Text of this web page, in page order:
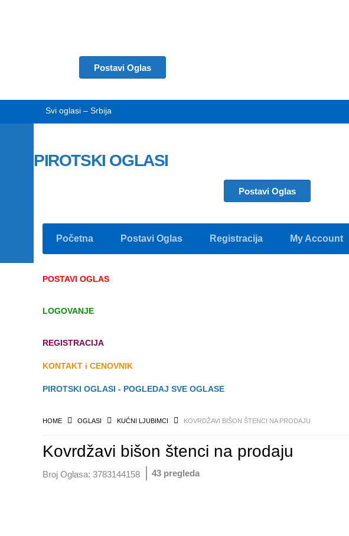
Postavi Oglas
Svi oglasi – Srbija
PIROTSKI OGLASI
Postavi Oglas
Početna Postavi Oglas Registracija My Account
POSTAVI OGLAS
LOGOVANJE
REGISTRACIJA
KONTAKT i CENOVNIK
PIROTSKI OGLASI - POGLEDAJ SVE OGLASE
HOME OGLASI KUĆNI LJUBIMCI KOVRDŽAVI BIŠON ŠTENCI NA PRODAJU
Kovrdžavi bišon štenci na prodaju
Broj Oglasa: 3783144158 43 pregleda